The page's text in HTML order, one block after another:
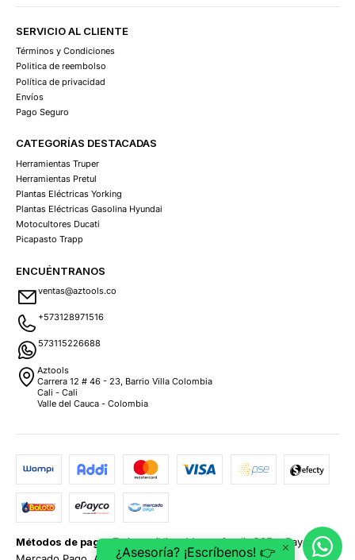
SERVICIO AL CLIENTE
Términos y Condiciones
Politica de reembolso
Política de privacidad
Envíos
Pago Seguro
CATEGORÍAS DESTACADAS
Herramientas Truper
Herramientas Pretul
Plantas Eléctricas Yorking
Plantas Eléctricas Gasolina Hyundai
Motocultores Ducati
Picapasto Trapp
ENCUÉNTRANOS
ventas@aztools.co
+573128971516
573115226688
Aztools
Carrera 12 # 46 - 23, Barrio Villa Colombia
Cali - Cali
Valle del Cauca - Colombia
Métodos de pago:Tarjetas (Visa, MasterCard), PSE, ePayco,
¿Asesoría? ¡Escríbenos! 👉